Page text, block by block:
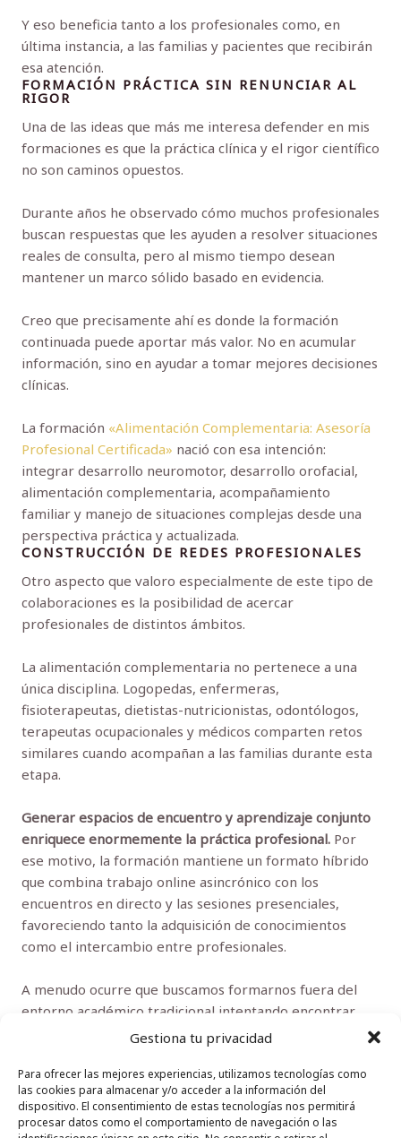
Gestiona tu privacidad
Para ofrecer las mejores experiencias, utilizamos tecnologías como
las cookies para almacenar y/o acceder a la información del
dispositivo. El consentimiento de estas tecnologías nos permitirá
procesar datos como el comportamiento de navegación o las
Y eso beneficia tanto a los profesionales como, en
última instancia, a las familias y pacientes que recibirán
esa atención.
FORMACIÓN PRÁCTICA SIN RENUNCIAR AL
RIGOR
Una de las ideas que más me interesa defender en mis
formaciones es que la práctica clínica y el rigor científico
no son caminos opuestos.
Durante años he observado cómo muchos profesionales
buscan respuestas que les ayuden a resolver situaciones
reales de consulta, pero al mismo tiempo desean
mantener un marco sólido basado en evidencia.
Creo que precisamente ahí es donde la formación
continuada puede aportar más valor. No en acumular
información, sino en ayudar a tomar mejores decisiones
clínicas.
La formación «Alimentación Complementaria: Asesoría
Profesional Certificada» nació con esa intención:
integrar desarrollo neuromotor, desarrollo orofacial,
alimentación complementaria, acompañamiento
familiar y manejo de situaciones complejas desde una
perspectiva práctica y actualizada.
CONSTRUCCIÓN DE REDES PROFESIONALES
Otro aspecto que valoro especialmente de este tipo de
colaboraciones es la posibilidad de acercar
profesionales de distintos ámbitos.
La alimentación complementaria no pertenece a una
única disciplina. Logopedas, enfermeras,
fisioterapeutas, dietistas-nutricionistas, odontólogos,
terapeutas ocupacionales y médicos comparten retos
similares cuando acompañan a las familias durante esta
etapa.
Generar espacios de encuentro y aprendizaje conjunto
enriquece enormemente la práctica profesional. Por
ese motivo, la formación mantiene un formato híbrido
que combina trabajo online asincrónico con los
encuentros en directo y las sesiones presenciales,
favoreciendo tanto la adquisición de conocimientos
como el intercambio entre profesionales.
A menudo ocurre que buscamos formarnos fuera del
entorno académico tradicional intentando encontrar
respuestas más prácticas para el día a día, pero
sinergias demuestra que ambos mundos pueden
entenderse perfectamente: se puede hacer docencia
cercana, basada en la experiencia real de la consulta, sin